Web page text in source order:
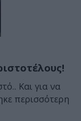
Και για να
περισσότερη